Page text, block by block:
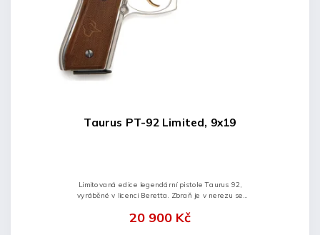
Taurus PT-92 Limited, 9x19
20 900 Kč
Limitovaná edice legendární pistole Taurus 92,
vyráběné v licenci Beretta. Zbraň je v nerezu se
Zbraně vyráběné v nové, super...